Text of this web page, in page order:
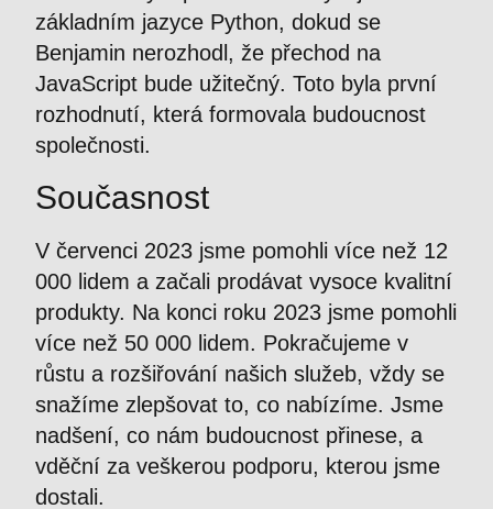
základním jazyce Python, dokud se
Benjamin nerozhodl, že přechod na
JavaScript bude užitečný. Toto byla první
rozhodnutí, která formovala budoucnost
společnosti.
Současnost
V červenci 2023 jsme pomohli více než 12
000 lidem a začali prodávat vysoce kvalitní
produkty. Na konci roku 2023 jsme pomohli
více než 50 000 lidem. Pokračujeme v
růstu a rozšiřování našich služeb, vždy se
snažíme zlepšovat to, co nabízíme. Jsme
nadšení, co nám budoucnost přinese, a
vděční za veškerou podporu, kterou jsme
dostali.